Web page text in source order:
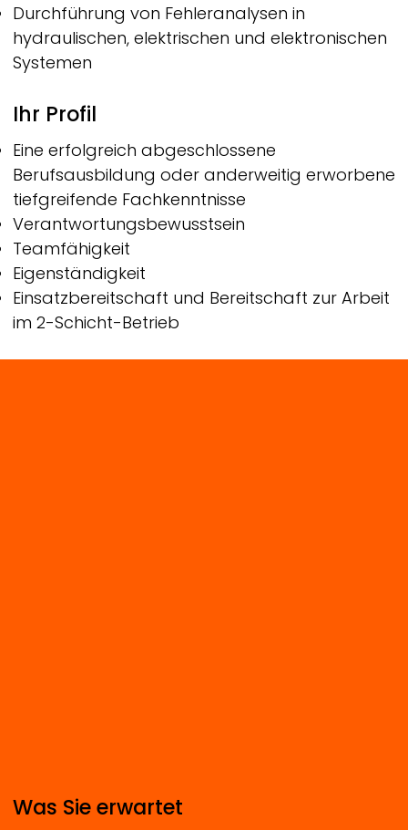
Durchführung von Fehleranalysen in
hydraulischen, elektrischen und elektronischen
Systemen
Ihr Profil
Eine erfolgreich abgeschlossene
Berufsausbildung oder anderweitig erworbene
tiefgreifende Fachkenntnisse
Verantwortungsbewusstsein
Teamfähigkeit
Eigenständigkeit
Einsatzbereitschaft und Bereitschaft zur Arbeit
im 2-Schicht-Betrieb
Was Sie erwartet